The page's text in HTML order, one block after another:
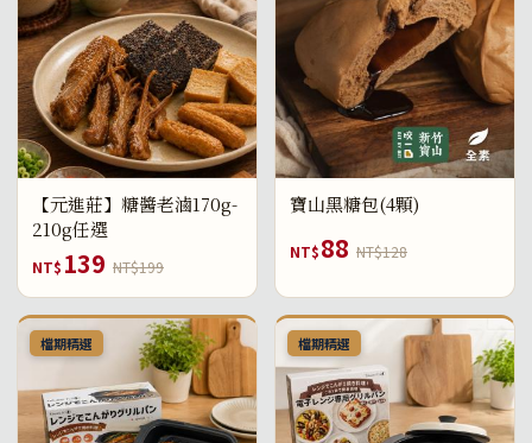
【元進莊】糖醬老滷170g-
210g任選
NT$ 139 NT$199
寶山黑糖包(4顆)
NT$88 NT$128
檔期精選 檔期精選